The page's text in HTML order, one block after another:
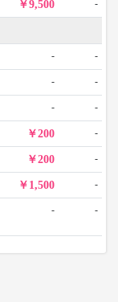
9,500 -
- -
- -
- -
200 -
200 -
1,500 -
- -